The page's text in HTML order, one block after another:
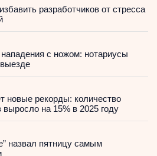
разработчиков от стресса
с ножом: нотариусы
новые рекорды: количество
на 15% в 2025 году
назвал пятницу самым